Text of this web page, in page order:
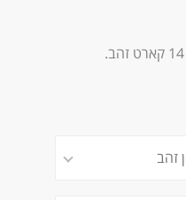
14 קארט זהב.